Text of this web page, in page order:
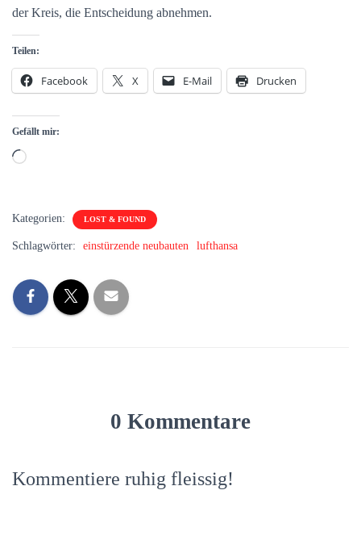
der Kreis, die Entscheidung abnehmen.
Teilen:
Facebook X E-Mail Drucken
Gefällt mir:
Wird
Kategorien: LOST & FOUND
Schlagwörter: einstürzende neubauten lufthansa
0 Kommentare
Kommentiere ruhig fleissig!